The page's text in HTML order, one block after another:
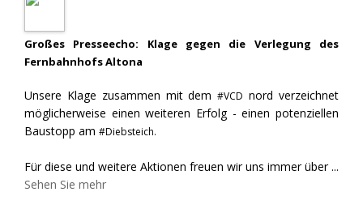
Großes Presseecho: Klage gegen die Verlegung des
Fernbahnhofs Altona
Unsere Klage zusammen mit dem#VCD nord verzeichnet
möglicherweise einen weiteren Erfolg - einen potenziellen
Baustopp am #Diebsteich.
Für diese und weitere Aktionen freuen wir uns immer über ...
Sehen Sie mehr